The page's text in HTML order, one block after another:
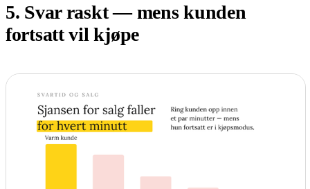
5. Svar raskt — mens kunden
fortsatt vil kjøpe